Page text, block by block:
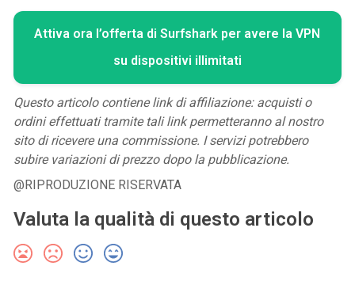
Attiva ora l’offerta di Surfshark per avere la VPN
su dispositivi illimitati
Questo articolo contiene link di affiliazione: acquisti o
ordini effettuati tramite tali link permetteranno al nostro
sito di ricevere una commissione. I servizi potrebbero
subire variazioni di prezzo dopo la pubblicazione.
@RIPRODUZIONE RISERVATA
Valuta la qualità di questo articolo